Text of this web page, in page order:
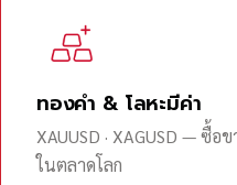
ทองคำ & โลหะมีค่า
XAUUSD · XAGUSD — ซื้
ในตลาดโลก